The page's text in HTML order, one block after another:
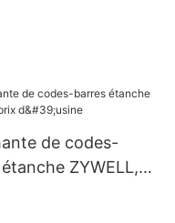
de codes-
ZYWELL,